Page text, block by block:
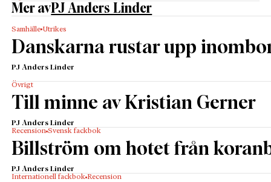
Mer avPJ Anders Linder
Samhälle Utrikes
Danskarna rustar upp
PJ Anders Linder
Övrigt
Till minne av Kristian Gerner
PJ Anders Linder
Recension Svensk fackbok
Billström om hotet från
PJ Anders Linder
Internationell fackbok Recension